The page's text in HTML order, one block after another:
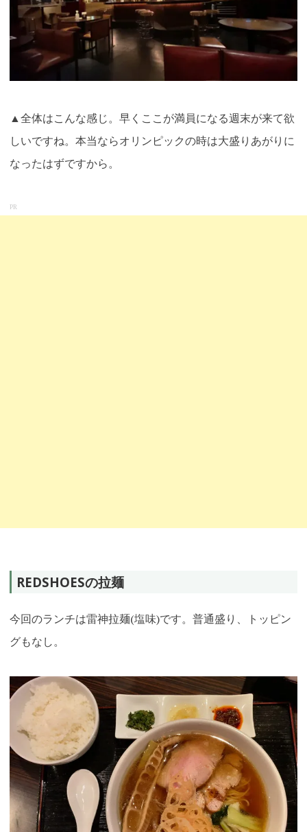
▲全体はこんな感じ。早くここが満員になる週末が来て欲
しいですね。本当ならオリンピックの時は大盛りあがりに
なったはずですから。
PR
REDSHOESの拉麺
今回のランチは雷神拉麺(塩味)です。普通盛り、トッピン
グもなし。